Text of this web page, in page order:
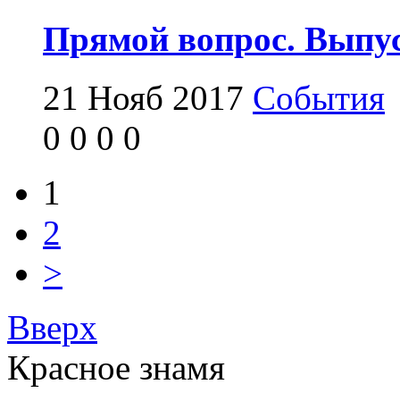
Прямой вопрос.
21 Нояб 2017 События
0 0 0 0
1
2
>
Вверх
Красное знамя